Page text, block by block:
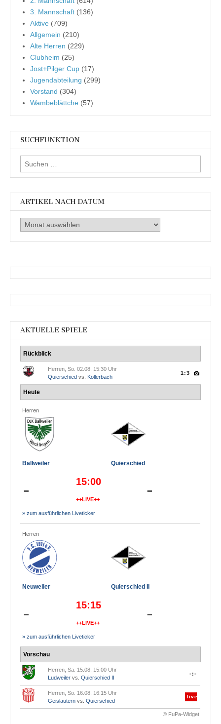
3. Mannschaft (136)
Aktive (709)
Allgemein (210)
Alte Herren (229)
Clubheim (25)
Jost+Pilger Cup (17)
Jugendabteilung (299)
Vorstand (304)
Wambeblättche (57)
SUCHFUNKTION
Suchen
nach:
ARTIKEL NACH DATUM
Artikel
nach
AKTUELLE SPIELE
Rückblick
Herren, So. 02.08. 15:30 Uhr
Quierschied vs. Köllerbach
1:3
Heute
Herren
Ballweiler Quierschied
- 15:00
++LIVE++ -
» zum ausführlichen Liveticker
Herren
Neuweiler Quierschied II
- 15:15
++LIVE++ -
» zum ausführlichen Liveticker
Vorschau
Herren, Sa. 15.08. 15:00 Uhr
Ludweiler vs. Quierschied II
-:-
Herren, So. 16.08. 16:15 Uhr
Geislautern vs. Quierschied
live
© FuPa-Widget